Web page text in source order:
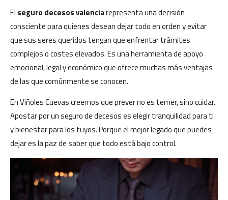
El seguro decesos valenciarepresenta una decisión
consciente para quienes desean dejar todo en orden y evitar
que sus seres queridos tengan que enfrentar trámites
complejos o costes elevados. Es una herramienta de apoyo
emocional, legal y económico que ofrece muchas más ventajas
de las que comúnmente se conocen.
En Viñoles Cuevas creemos que prever no es temer, sino cuidar.
Apostar por un seguro de decesos es elegir tranquilidad para ti
y bienestar para los tuyos. Porque el mejor legado que puedes
dejar es la paz de saber que todo está bajo control.